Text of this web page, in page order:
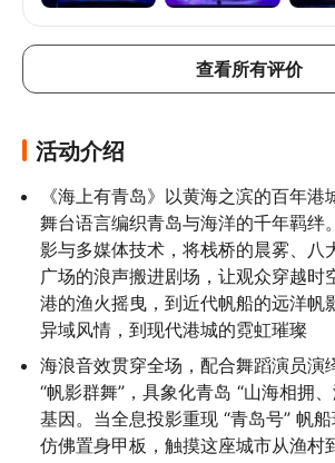
查看所有评价
活动介绍
《海上有青岛》以黄海之滨的百年
舞台语言编织青岛与海洋的千年羁绊
影与多媒体技术，将栈桥的晨雾、八
广场的浪声搬进剧场，让观众穿越
港的渔火摇曳，到近代帆船的远洋帆
异域风情，到现代港城的霓虹璀璨
海浪音效贯穿全场，配合舞蹈演员演
“帆影群舞”，具象化青岛 “山海相拥
基因。当全息投影重现 “青岛号” 帆
仿佛置身甲板，触摸这座城市从渔村